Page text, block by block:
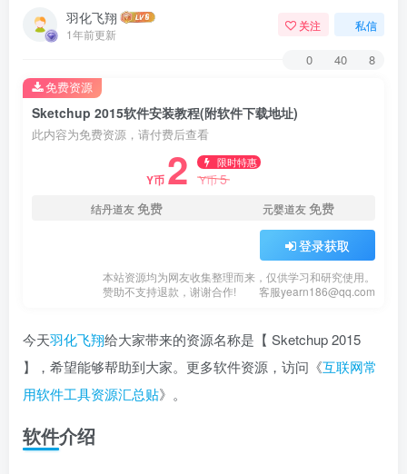
羽化飞翔
1年前更新
关注 私信
0 40 8
Sketchup 2015软件安装教程(附软件下载地址)
此内容为免费资源，请付费后查看
Y币 2 限时特惠
Y币5
结丹道友免费 元婴道友免费
登录获取
本站资源均为网友收集整理而来，仅供学习和研究使用。
赞助不支持退款，谢谢合作!
客服yearn186@qq.com
免费资源
今天羽化飞翔给大家带来的资源名称是【 Sketchup 2015
】，希望能够帮助到大家。更多软件资源，访问《互联网常
用软件工具资源汇总贴》。
软件介绍